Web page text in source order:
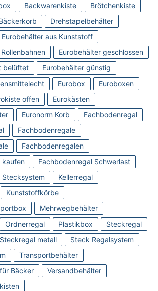
Backwarenkiste
Brötchenkiste
Drehstapelbehälter
Eurobehälter aus Kunststoff
Eurobehälter geschlossen
belüftet
Eurobehälter günstig
Eurobox
Euroboxen
offen
Eurokästen
Euronorm Korb
Fachbodenregal
Fachbodenregale
Fachbodenregalen
kaufen
Fachbodenregal Schwerlast
Stecksystem
Kellerregal
Kunststoffkörbe
Mehrwegbehälter
Ordnerregal Plastikbox
Steckregal
Steckregal metall
Steck Regalsystem
Transportbehälter
Bäcker
Versandbehälter